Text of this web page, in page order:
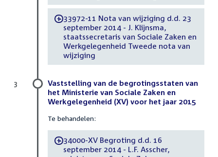
-33972-11 Nota van wijziging d.d. 23
september 2014 - J. Klijnsma,
staatssecretaris van Sociale Zaken en
Werkgelegenheid Tweede nota van
wijziging
Vaststelling van de begrotingsstaten van
het Ministerie van Sociale Zaken en
Werkgelegenheid (XV) voor het jaar 2015
Te behandelen:
-34000-XV Begroting d.d. 16
september 2014 - L.F. Asscher,
3